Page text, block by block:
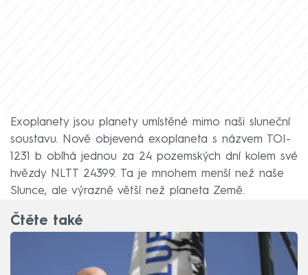
Exoplanety jsou planety umístěné mimo naši sluneční
soustavu. Nově objevená exoplaneta s názvem TOI-
1231 b obíhá jednou za 24 pozemských dní kolem své
hvězdy NLTT 24399. Ta je mnohem menší než naše
Slunce, ale výrazně větší než planeta Země.
Čtěte také